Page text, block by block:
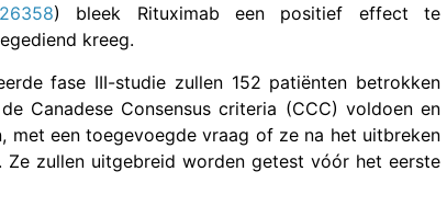
) bleek Rituximab een positief effect te
kreeg.
fase III-studie zullen 152 patiënten betrokken
Canadese Consensus criteria (CCC) voldoen en
met een toegevoegde vraag of ze na het uitbreken
zullen uitgebreid worden getest vóór het eerste